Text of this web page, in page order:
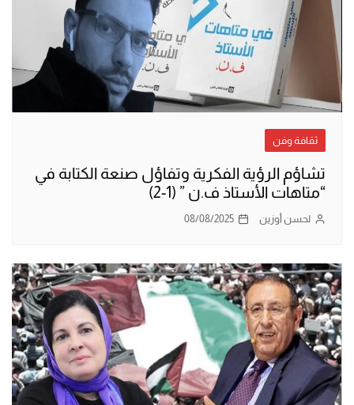
ثقافة وفن
تشاؤم الرؤية الفكرية وتفاؤل صنعة الكتابة في
“متاهات الأستاذ ف.ن ” (1-2)
لحسن أوزين 08/08/2025